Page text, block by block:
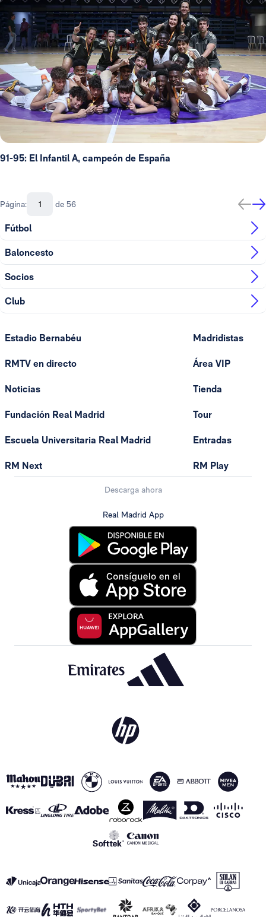
91-95: El Infantil A, campeón de España
Página: de 56
Fútbol
Baloncesto
Socios
Club
Estadio Bernabéu
RMTV en directo
Noticias
Fundación Real Madrid
Escuela Universitaria Real Madrid
RM Next
Madridistas
Área VIP
Tienda
Tour
Entradas
RM Play
Descarga ahora
Real Madrid App